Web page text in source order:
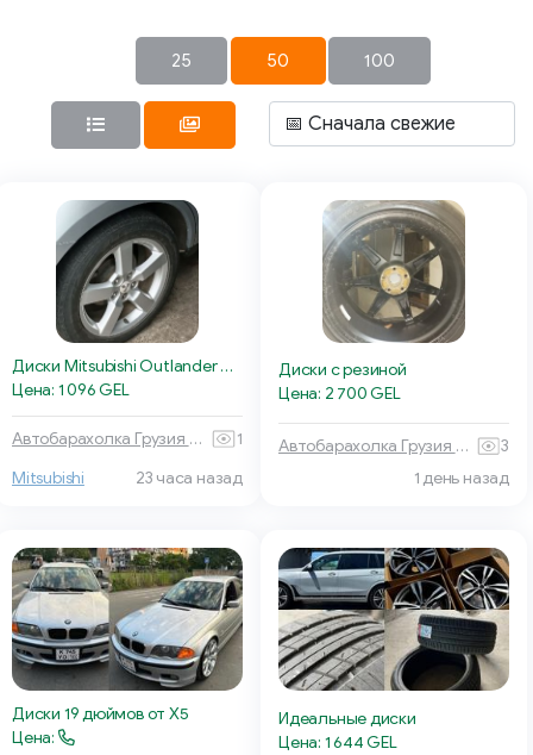
25 50 100
Диски Mitsubishi Outlander XL R18
Цена: 1 096 GEL
Автобарахолка Грузия 🏎 🚙
1
Mitsubishi
23 часа назад
Диски с резиной
Цена: 2 700 GEL
Автобарахолка Грузия 🏎 🚙
3
1 день назад
Диски 19 дюймов от X5
Цена:
Идеальные диски
Цена: 1 644 GEL